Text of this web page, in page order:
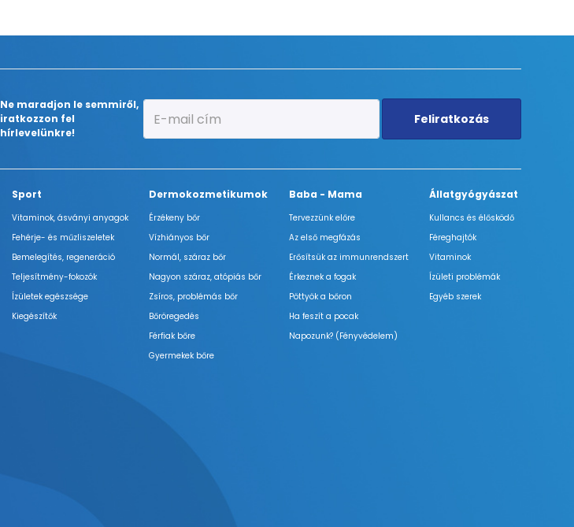
Ne maradjon le semmiről,
iratkozzon fel
hírlevelünkre!
Feliratkozás
Sport
Vitaminok, ásványi anyagok
Fehérje- és műzliszeletek
Bemelegítés, regeneráció
Teljesítmény-fokozók
Ízületek egészsége
Kiegészítők
Dermokozmetikumok
Érzékeny bőr
Vízhiányos bőr
Normál, száraz bőr
Nagyon száraz, atópiás bőr
Zsíros, problémás bőr
Bőröregedés
Férfiak bőre
Gyermekek bőre
Baba - Mama
Tervezzünk előre
Az első megfázás
Erősítsük az immunrendszert
Érkeznek a fogak
Pöttyök a bőron
Ha feszít a pocak
Napozunk? (Fényvédelem)
Állatgyógyászat
Kullancs és élősködő
Féreghajtók
Vitaminok
Ízületi problémák
Egyéb szerek